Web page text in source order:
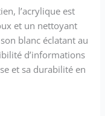
l’acrylique est
et un nettoyant
blanc éclatant au
d’informations
et sa durabilité en